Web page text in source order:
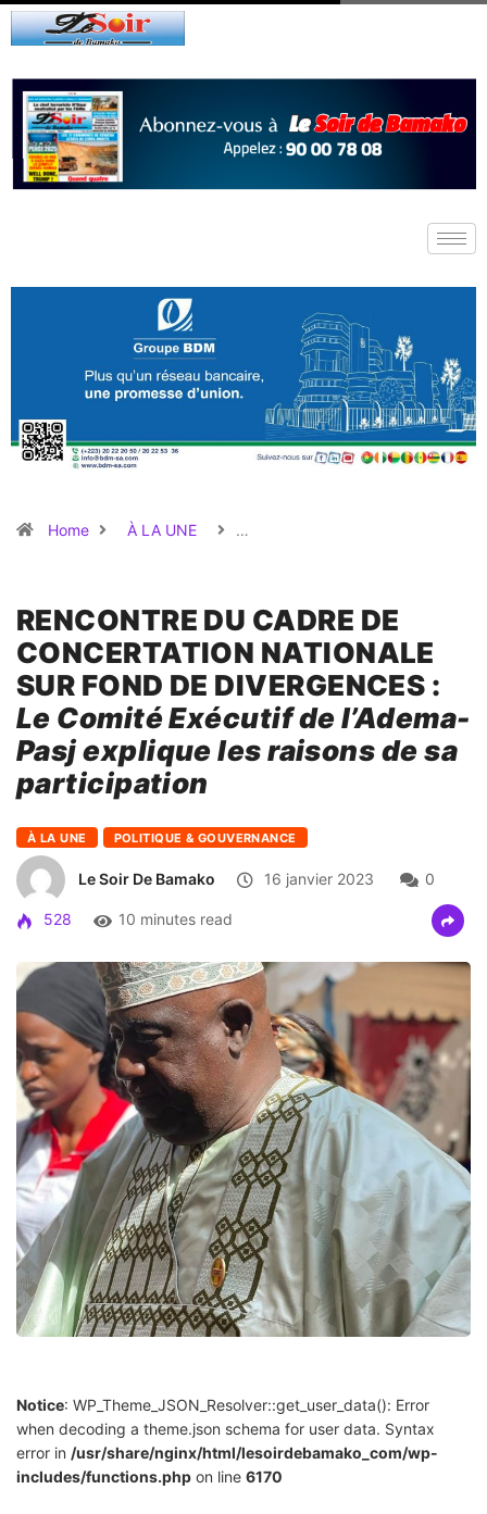
Home À LA UNE …
RENCONTRE DU CADRE DE
CONCERTATION NATIONALE
SUR FOND DE DIVERGENCES :
Le Comité Exécutif de l’Adema-
Pasj explique les raisons de sa
participation
À LA UNE POLITIQUE & GOUVERNANCE
Le Soir De Bamako 16 janvier 2023 0
528 10 minutes read
Notice: WP_Theme_JSON_Resolver::get_user_data(): Error
when decoding a theme.json schema for user data. Syntax
error in /usr/share/nginx/html/lesoirdebamako_com/wp-
includes/functions.php on line 6170